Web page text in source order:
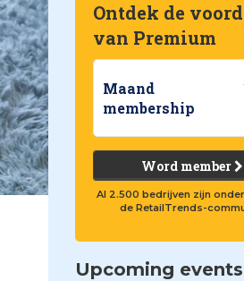
Ontdek de
van Premium
Maand
membership
Word member
Al 2.500 bedrijven zijn
de RetailTrends-
Upcoming events